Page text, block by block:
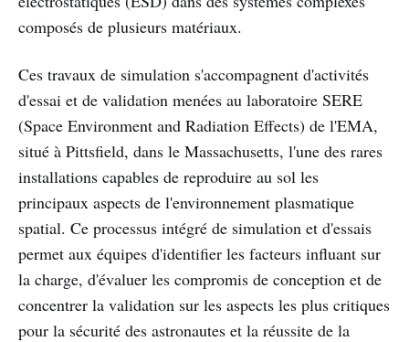
composés de plusieurs matériaux.
Ces travaux de simulation s'accompagnent d'activités
d'essai et de validation menées au laboratoire SERE
(Space Environment and Radiation Effects) de l'EMA,
situé à Pittsfield, dans le Massachusetts, l'une des rares
installations capables de reproduire au sol les
principaux aspects de l'environnement plasmatique
spatial. Ce processus intégré de simulation et d'essais
permet aux équipes d'identifier les facteurs influant sur
la charge, d'évaluer les compromis de conception et de
concentrer la validation sur les aspects les plus critiques
pour la sécurité des astronautes et la réussite de la